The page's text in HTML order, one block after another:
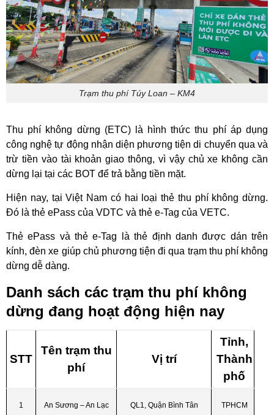
Trạm thu phí Túy Loan – KM4
Thu phí không dừng (ETC) là hình thức thu phí áp dụng
công nghệ tự động nhận diện phương tiện di chuyển qua và
trừ tiền vào tài khoản giao thông, vì vậy chủ xe không cần
dừng lại tại các BOT để trả bằng tiền mặt.
Hiện nay, tại Việt Nam có hai loại thẻ thu phí không dừng.
Đó là thẻ ePass của VDTC và thẻ e-Tag của VETC.
Thẻ ePass và thẻ e-Tag là thẻ định danh được dán trên
kính, đèn xe giúp chủ phương tiện đi qua trạm thu phí không
dừng dễ dàng.
Danh sách các trạm thu phí không
dừng đang hoạt động hiện nay
STT
Tên trạm thu
phí
Vị trí
Tỉnh,
Thành
phố
1 An Sương – An Lạc QL1, Quận Bình Tân TPHCM